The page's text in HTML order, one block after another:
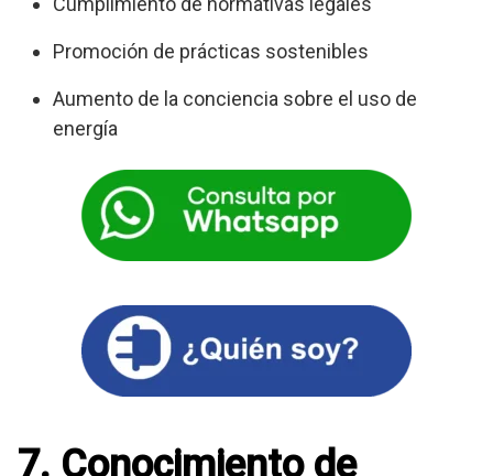
Promoción de prácticas sostenibles
Aumento de la conciencia sobre el uso de
energía
7. Conocimiento de